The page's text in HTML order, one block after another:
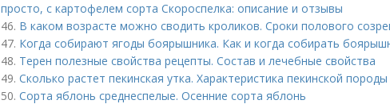
просто, с картофелем сорта Скороспелка: описание и отзывы
46. В каком возрасте можно сводить кроликов. Сроки полового
47. Когда собирают ягоды боярышника. Как и когда собирать
48. Терен полезные свойства рецепты. Состав и лечебные свойства
49. Сколько растет пекинская утка. Характеристика пекинской породы
50. Сорта яблонь среднеспелые. Осенние сорта яблонь